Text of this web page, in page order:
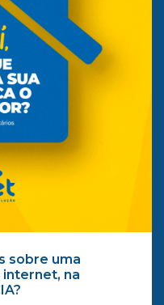
sobre uma
na